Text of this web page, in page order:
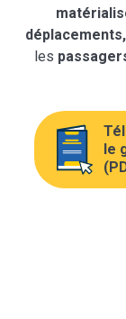
les
le